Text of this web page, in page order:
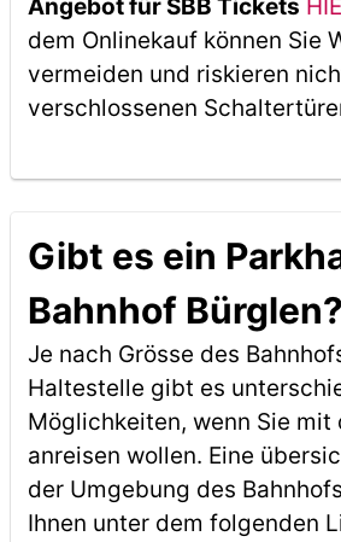
Angebot für SBB Tickets
dem Onlinekauf können Sie
vermeiden und riskieren
verschlossenen
Gibt es ein
Bahnhof Bürglen?
Je nach Grösse des
Haltestelle gibt es
Möglichkeiten, wenn Sie mit
anreisen wollen. Eine
der Umgebung des
Ihnen unter dem folgenden